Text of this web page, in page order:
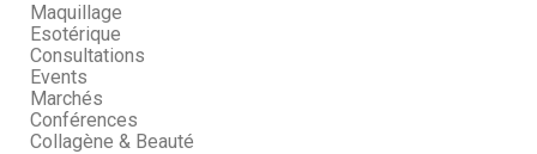
Maquillage
Esotérique
Consultations
Events
Marchés
Conférences
Collagène & Beauté